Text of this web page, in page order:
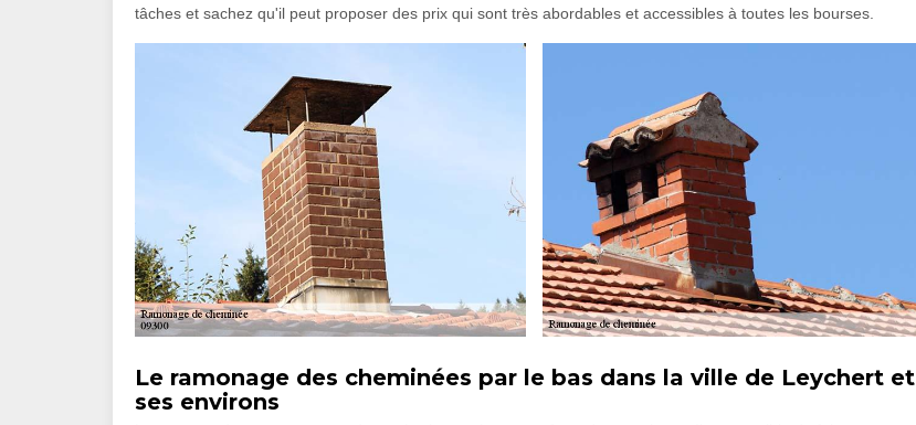
tâches et sachez qu'il peut proposer des prix qui sont très abordables et accessibles à toutes les bourses.
Le ramonage des cheminées par le bas dans la ville de Leychert et
ses environs